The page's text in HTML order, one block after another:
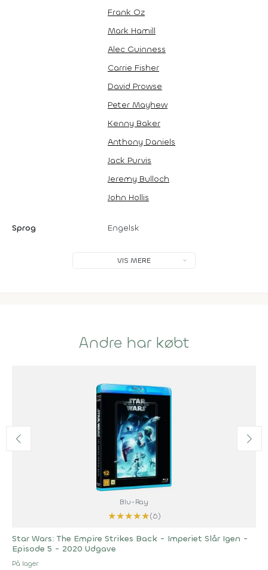
Frank Oz
Mark Hamill
Alec Guinness
Carrie Fisher
David Prowse
Peter Mayhew
Kenny Baker
Anthony Daniels
Jack Purvis
Jeremy Bulloch
John Hollis
Sprog Engelsk
VIS MERE
Andre har købt
Blu-Ray
★★★★★(6)
Star Wars: The Empire Strikes Back - Imperiet Slår Igen -
Episode 5 - 2020 Udgave
På lager